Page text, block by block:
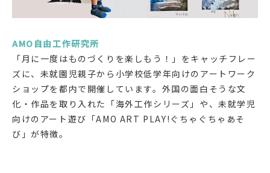
AMO自由工作研究所
「月に一度はものづくりを楽しもう！」をキャッチフレー
ズに、未就園児親子から小学校低学年向けのアートワーク
ショップを都内で開催しています。外国の面白そうな文
化・作品を取り入れた「海外工作シリーズ」や、未就学児
向けのアート遊び「AMO ART PLAY!ぐちゃぐちゃあそ
び」が特徴。